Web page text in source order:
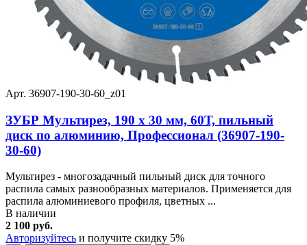
Арт. 36907-190-30-60_z01
ЗУБР Мультирез, 190 x 30 мм, 60Т, пильный
диск по алюминию, Профессионал (36907-190-
30-60)
Мультирез - многозадачный пильный диск для точного
распила самых разнообразных материалов. Применяется для
распила алюминиевого профиля, цветных ...
В наличии
2 100 руб.
Авторизуйтесь и получите скидку 5%